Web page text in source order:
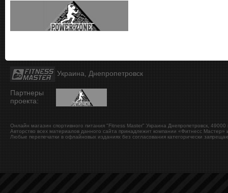
Украина, Днепропетровск
Партнеры
проекта:
Онлайн магазин спортивного питания "Fitness Master" Украина Днепропетровск 49000
Авторство всех материалов данного сайта принадлежит компании «Фитнесс Мастер»
Любые перепечатки в офлайновых изданиях без согласования категорически